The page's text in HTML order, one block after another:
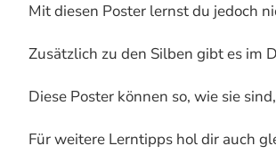
Mit diesen Poster lernst du jedoch
Zusätzlich zu den Silben gibt es im
Diese Poster können so, wie sie
Für weitere Lerntipps hol dir auch